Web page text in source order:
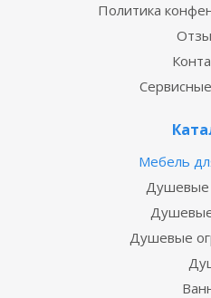
Политика
Мебель
Душевые
Душевые